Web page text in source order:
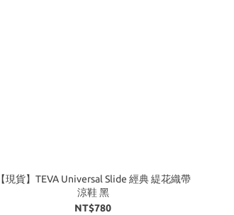
【現貨】TEVA Universal Slide 經典 緹花織帶
涼鞋 黑
NT$780